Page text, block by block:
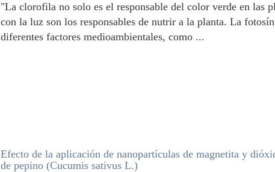
"La clorofila no solo es el responsable del color verde en las
con la luz son los responsables de nutrir a la planta. La
diferentes factores medioambientales, como ...
Efecto de la aplicación de nanopartículas de magnetita y
de pepino (Cucumis sativus L.)